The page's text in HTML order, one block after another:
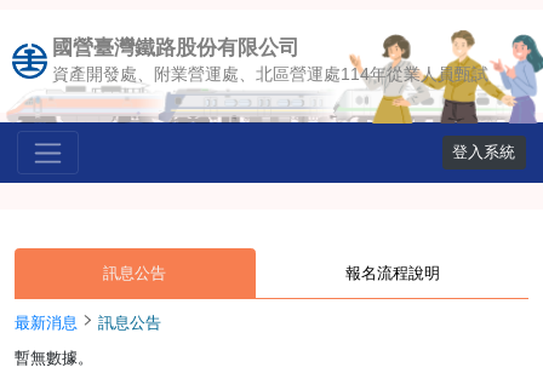
國營臺灣鐵路股份有限公司
資產開發處、附業營運處、北區營運處114年從業人員甄試
登入系統
訊息公告 報名流程說明
最新消息
訊息公告
暫無數據。